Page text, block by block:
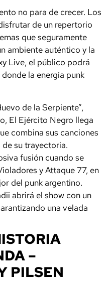
no para de crecer. Los
de un repertorio
que seguramente
ambiente auténtico y la
Live, el público podrá
la energía punk
de la Serpiente”,
El Ejército Negro llega
combina sus canciones
de su trayectoria.
fusión cuando se
y Attaque 77, en
del punk argentino.
abrirá el show con un
una velada
–
PILSEN